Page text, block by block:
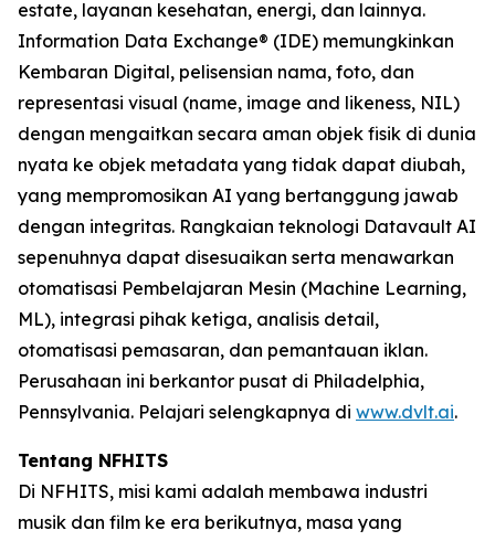
estate, layanan kesehatan, energi, dan lainnya.
Information Data Exchange® (IDE) memungkinkan
Kembaran Digital, pelisensian nama, foto, dan
representasi visual (name, image and likeness, NIL)
dengan mengaitkan secara aman objek fisik di dunia
nyata ke objek metadata yang tidak dapat diubah,
yang mempromosikan AI yang bertanggung jawab
dengan integritas. Rangkaian teknologi Datavault AI
sepenuhnya dapat disesuaikan serta menawarkan
otomatisasi Pembelajaran Mesin (Machine Learning,
ML), integrasi pihak ketiga, analisis detail,
otomatisasi pemasaran, dan pemantauan iklan.
Perusahaan ini berkantor pusat di Philadelphia,
Pennsylvania. Pelajari selengkapnya di www.dvlt.ai.
Tentang NFHITS
Di NFHITS, misi kami adalah membawa industri
musik dan film ke era berikutnya, masa yang